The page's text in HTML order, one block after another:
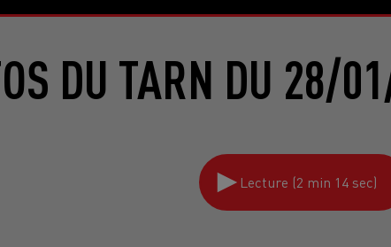
DU TARN DU 28/
Lecture (2 min 14 sec)